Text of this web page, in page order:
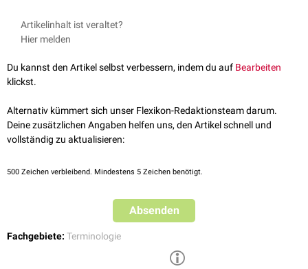
Artikelinhalt ist veraltet?
Hier melden
Du kannst den Artikel selbst verbessern, indem du auf Bearbeiten
klickst.
Alternativ kümmert sich unser Flexikon-Redaktionsteam darum.
Deine zusätzlichen Angaben helfen uns, den Artikel schnell und
vollständig zu aktualisieren:
500 Zeichen verbleibend. Mindestens 5 Zeichen benötigt.
Absenden
Fachgebiete: Terminologie